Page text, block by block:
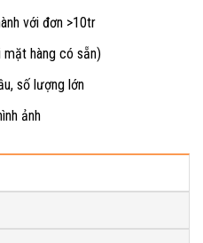
với đơn >10tr
mặt hàng có sẵn)
số lượng lớn
ảnh